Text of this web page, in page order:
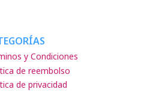
y Condiciones
de reembolso
de privacidad